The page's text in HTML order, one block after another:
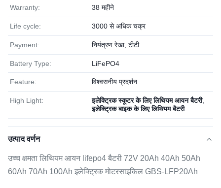
Warranty: 38 महीने
Life cycle: 3000 से अधिक चक्र
Payment: नियंत्रण रेखा, टीटी
Battery Type: LiFePO4
Feature: विश्वसनीय प्रदर्शन
High Light: इलेक्ट्रिक स्कूटर के लिए लिथियम आयन बैटरी,
इलेक्ट्रिक बाइक के लिए लिथियम बैटरी
उत्पाद वर्णन
उच्च क्षमता लिथियम आयन lifepo4 बैटरी 72V 20Ah 40Ah 50Ah
60Ah 70Ah 100Ah इलेक्ट्रिक मोटरसाइकिल GBS-LFP20Ah